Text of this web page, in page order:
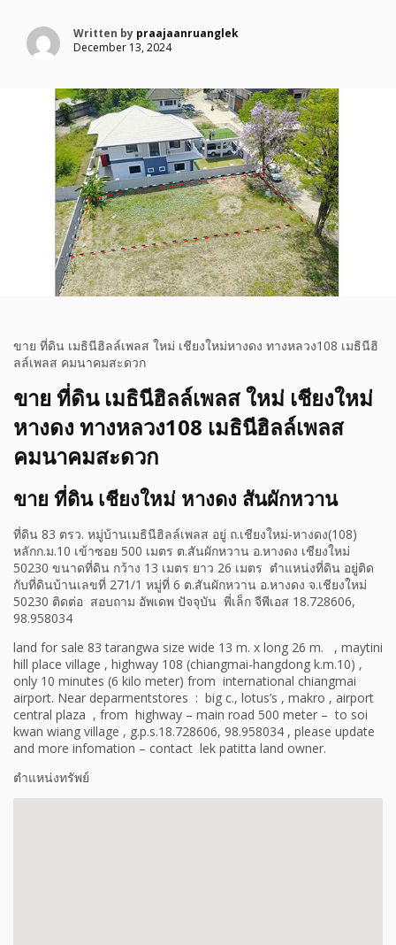
Written by praajaanruanglek
December 13, 2024
ขาย ที่ดิน เมธินีฮิลล์เพลส ใหม่ เชียงใหม่หางดง ทางหลวง108 เมธินีฮิ
ลล์เพลส คมนาคมสะดวก
ขาย ที่ดิน เมธินีฮิลล์เพลส ใหม่ เชียงใหม่
หางดง ทางหลวง108 เมธินีฮิลล์เพลส
คมนาคมสะดวก
ขาย ที่ดิน เชียงใหม่ หางดง สันผักหวาน
ที่ดิน 83 ตรว. หมู่บ้านเมธินีฮิลล์เพลส อยู่ ถ.เชียงใหม่-หางดง(108)
หลักก.ม.10 เข้าซอย 500 เมตร ต.สันผักหวาน อ.หางดง เชียงใหม่
50230 ขนาดที่ดิน กว้าง 13 เมตร ยาว 26 เมตร ตำแหน่งที่ดิน อยู่ติด
กับที่ดินบ้านเลขที่ 271/1 หมู่ที่ 6 ต.สันผักหวาน อ.หางดง จ.เชียงใหม่
50230 ติดต่อ สอบถาม อัพเดพ ปัจจุบัน พี่เล็ก จีพีเอส 18.728606,
98.958034
land for sale 83 tarangwa size wide 13 m. x long 26 m. , maytini
hill place village , highway 108 (chiangmai-hangdong k.m.10) ,
only 10 minutes (6 kilo meter) from international chiangmai
airport. Near deparmentstores : big c., lotus’s , makro , airport
central plaza , from highway – main road 500 meter – to soi
kwan wiang village , g.p.s.18.728606, 98.958034 , please update
and more infomation – contact lek patitta land owner.
ตำแหน่งทรัพย์